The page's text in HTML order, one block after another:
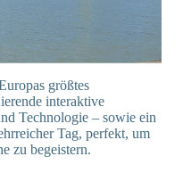
größtes
interaktive
Technologie – sowie ein
Tag, perfekt, um
zu begeistern.